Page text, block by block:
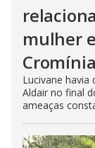
mulher
Lucivane
Aldair no final
ameaças